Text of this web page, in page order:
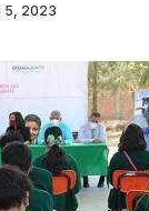
5, 2023